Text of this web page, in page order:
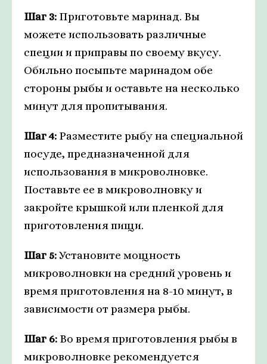
Шаг 3: Приготовьте маринад. Вы
можете использовать различные
специи и приправы по своему вкусу.
Обильно посыпьте маринадом обе
стороны рыбы и оставьте на несколько
минут для пропитывания.
Шаг 4: Разместите рыбу на специальной
посуде, предназначенной для
использования в микроволновке.
Поставьте ее в микроволновку и
закройте крышкой или пленкой для
приготовления пищи.
Шаг 5:Установите мощность
микроволновки на средний уровень и
время приготовления на 8-10 минут, в
зависимости от размера рыбы.
Шаг 6: Во время приготовления рыбы в
микроволновке рекомендуется